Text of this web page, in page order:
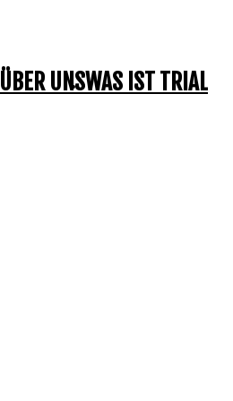
ÜBER UNSWAS IST TRIAL